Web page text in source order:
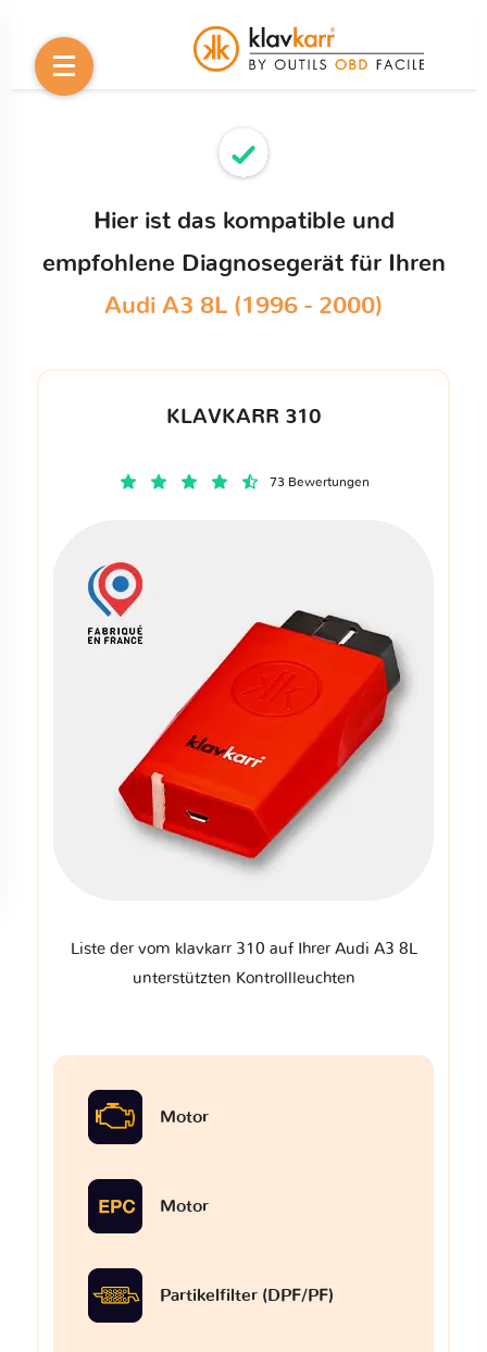
Hier ist das kompatible und
empfohlene Diagnosegerät für Ihren
Audi A3 8L (1996 - 2000)
KLAVKARR 310
73 Bewertungen
Liste der vom klavkarr 310 auf Ihrer Audi A3 8L
unterstützten Kontrollleuchten
Motor
Motor
Partikelfilter (DPF/PF)